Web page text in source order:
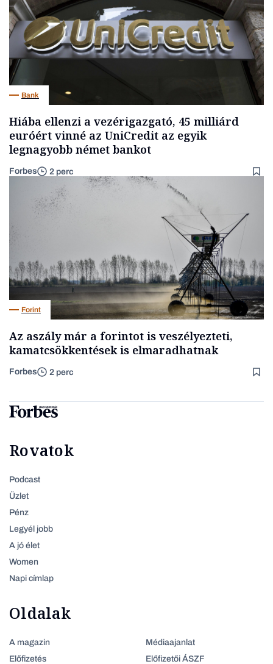
Bank
Hiába ellenzi a vezérigazgató, 45 milliárd
euróért vinné az UniCredit az egyik
legnagyobb német bankot
Forbes 2 perc
Forint
Az aszály már a forintot is veszélyezteti,
kamatcsökkentések is elmaradhatnak
Forbes 2 perc
Rovatok
Podcast
Üzlet
Pénz
Legyél jobb
A jó élet
Women
Napi címlap
Oldalak
A magazin
Előfizetés
Médiaajanlat
Előfizetői ÁSZF